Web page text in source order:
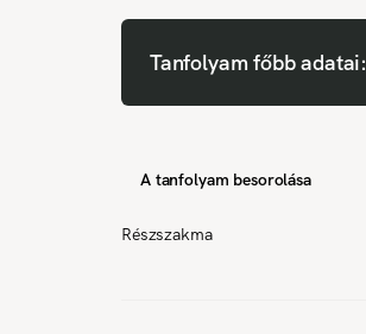
Tanfolyam főbb adatai:
A tanfolyam besorolása
Részszakma